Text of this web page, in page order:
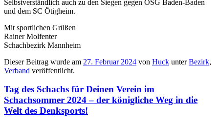
Selbstverständlich auch zu den Siegen gegen OSG Baden-Baden
und dem SC Ötigheim.
Mit sportlichen Grüßen
Rainer Molfenter
Schachbezirk Mannheim
Dieser Beitrag wurde am 27. Februar 2024 von Huck unterBezirk,
Verband veröffentlicht.
Tag des Schachs für Deinen Verein im
Schachsommer 2024 – der königliche Weg in die
Welt des Denksports!